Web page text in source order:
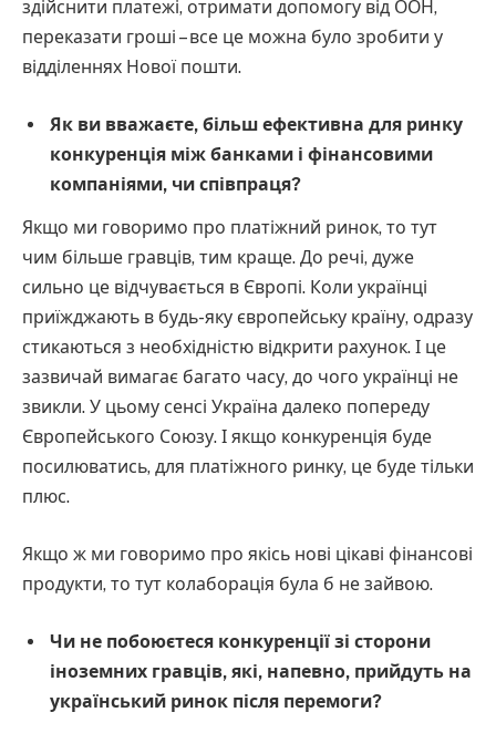
здійснити платежі, отримати допомогу від ООН,
переказати гроші – все це можна було зробити у
відділеннях Нової пошти.
Як ви вважаєте, більш ефективна для ринку
конкуренція між банками і фінансовими
компаніями, чи співпраця?
Якщо ми говоримо про платіжний ринок, то тут
чим більше гравців, тим краще. До речі, дуже
сильно це відчувається в Європі. Коли українці
приїжджають в будь-яку європейську країну, одразу
стикаються з необхідністю відкрити рахунок. І це
зазвичай вимагає багато часу, до чого українці не
звикли. У цьому сенсі Україна далеко попереду
Європейського Союзу. І якщо конкуренція буде
посилюватись, для платіжного ринку, це буде тільки
плюс.
Якщо ж ми говоримо про якісь нові цікаві фінансові
продукти, то тут колаборація була б не зайвою.
Чи не побоюєтеся конкуренції зі сторони
іноземних гравців, які, напевно, прийдуть на
український ринок після перемоги?